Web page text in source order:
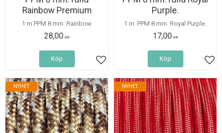
Rainbow Premium
1 m.PPM 8 mm. Rainbow
28,00 KR
Lägg till i favoriter
Köp
Purple.
1 m. PPM 8 mm. Royal Purple.
17,00 KR
Köp
NYHET NYHET